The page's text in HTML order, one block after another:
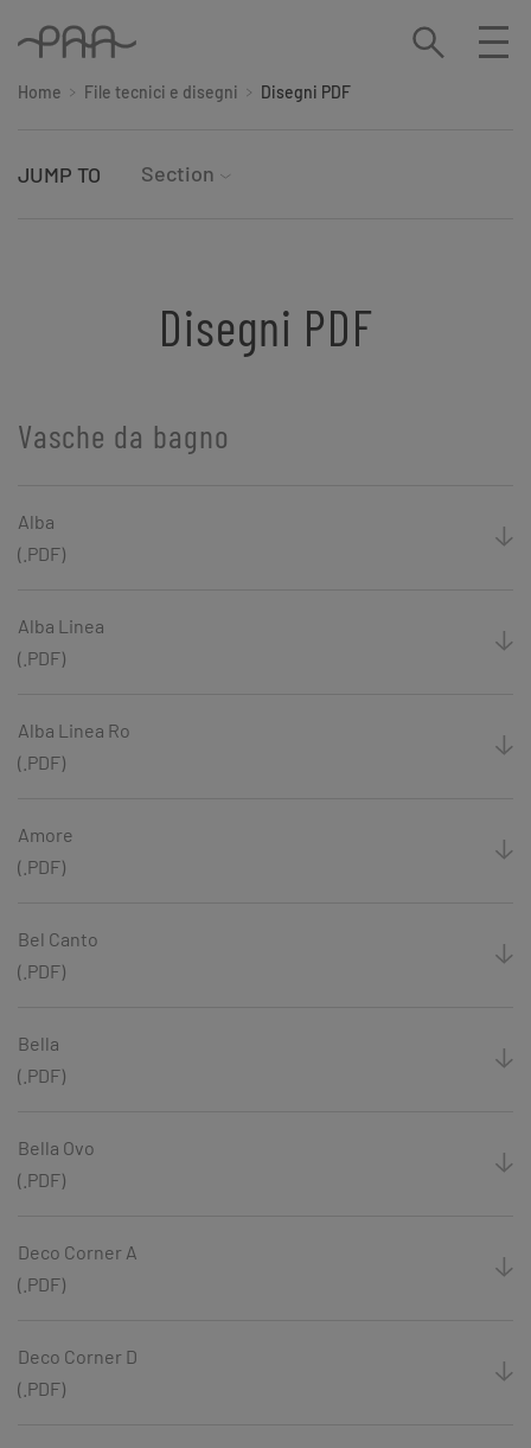
Home File tecnici e disegni Disegni PDF
JUMP TO Section
Disegni PDF
Vasche da bagno
Alba
(.PDF)
Alba Linea
(.PDF)
Alba Linea Ro
(.PDF)
Amore
(.PDF)
Bel Canto
(.PDF)
Bella
(.PDF)
Bella Ovo
(.PDF)
Deco Corner A
(.PDF)
Deco Corner D
(.PDF)